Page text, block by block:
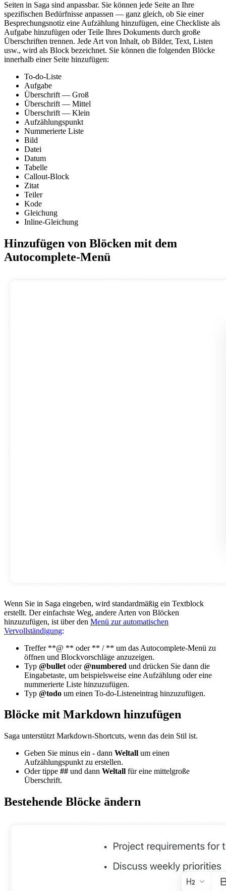
Seiten in Saga sind anpassbar. Sie können jede Seite an Ihre
spezifischen Bedürfnisse anpassen — ganz gleich, ob Sie einer
Besprechungsnotiz eine Aufzählung hinzufügen, eine Checkliste als
Aufgabe hinzufügen oder Teile Ihres Dokuments durch große
Überschriften trennen. Jede Art von Inhalt, ob Bilder, Text, Listen
usw., wird als Block bezeichnet. Sie können die folgenden Blöcke
innerhalb einer Seite hinzufügen:
To-do-Liste
Aufgabe
Überschrift — Groß
Überschrift — Mittel
Überschrift — Klein
Aufzählungspunkt
Nummerierte Liste
Bild
Datei
Datum
Tabelle
Callout-Block
Zitat
Teiler
Kode
Gleichung
Inline-Gleichung
Hinzufügen von Blöcken mit dem
Autocomplete-Menü
Wenn Sie in Saga eingeben, wird standardmäßig ein Textblock
erstellt. Der einfachste Weg, andere Arten von Blöcken
hinzuzufügen, ist über den Menü zur automatischen
Vervollständigung:
Treffer **@ ** oder ** / ** um das Autocomplete-Menü zu
öffnen und Blockvorschläge anzuzeigen.
Typ @bullet oder@numbered und drücken Sie dann die
Eingabetaste, um beispielsweise eine Aufzählung oder eine
nummerierte Liste hinzuzufügen.
Typ @todo um einen To-do-Listeneintrag hinzuzufügen.
Blöcke mit Markdown hinzufügen
Saga unterstützt Markdown-Shortcuts, wenn das dein Stil ist.
Geben Sie minus ein - dann Weltall um einen
Aufzählungspunkt zu erstellen.
Oder tippe ## und dann Weltall für eine mittelgroße
Überschrift.
Bestehende Blöcke ändern